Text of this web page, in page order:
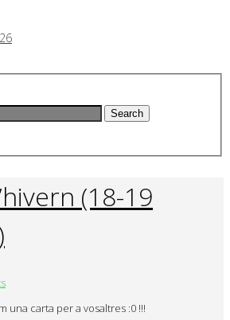
Search
(18-19
una carta per a vosaltres :0 !!!